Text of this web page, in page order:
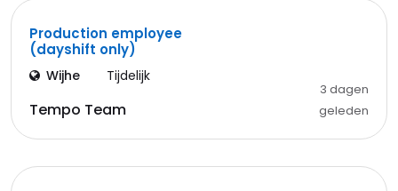
Production employee
(dayshift only)
Wijhe Tijdelijk
Tempo Team
3 dagen
geleden